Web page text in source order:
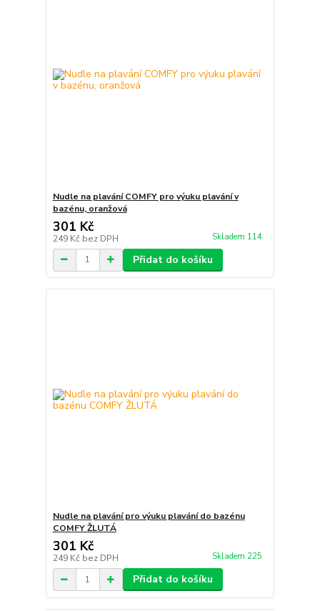
Nudle na plavání COMFY pro výuku plavání v
bazénu, oranžová
301 Kč
249 Kč bez DPH Skladem 114
Přidat do košíku
Nudle na plavání pro výuku plavání do bazénu
COMFY ŽLUTÁ
301 Kč
249 Kč bez DPH Skladem 225
Přidat do košíku